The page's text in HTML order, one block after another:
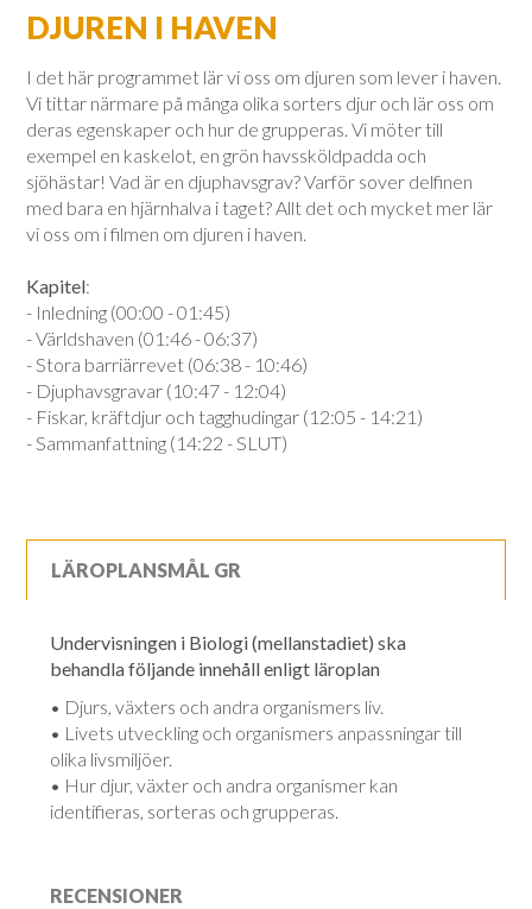
DJUREN I HAVEN
I det här programmet lär vi oss om djuren som lever i haven.
Vi tittar närmare på många olika sorters djur och lär oss om
deras egenskaper och hur de grupperas. Vi möter till
exempel en kaskelot, en grön havssköldpadda och
sjöhästar! Vad är en djuphavsgrav? Varför sover delfinen
med bara en hjärnhalva i taget? Allt det och mycket mer lär
vi oss om i filmen om djuren i haven.
Kapitel:
- Inledning (00:00 - 01:45)
- Världshaven (01:46 - 06:37)
- Stora barriärrevet (06:38 - 10:46)
- Djuphavsgravar (10:47 - 12:04)
- Fiskar, kräftdjur och tagghudingar (12:05 - 14:21)
- Sammanfattning (14:22 - SLUT)
LÄROPLANSMÅL GR
Undervisningen i Biologi (mellanstadiet) ska
behandla följande innehåll enligt läroplan
• Djurs, växters och andra organismers liv.
• Livets utveckling och organismers anpassningar till
olika livsmiljöer.
• Hur djur, växter och andra organismer kan
identifieras, sorteras och grupperas.
RECENSIONER